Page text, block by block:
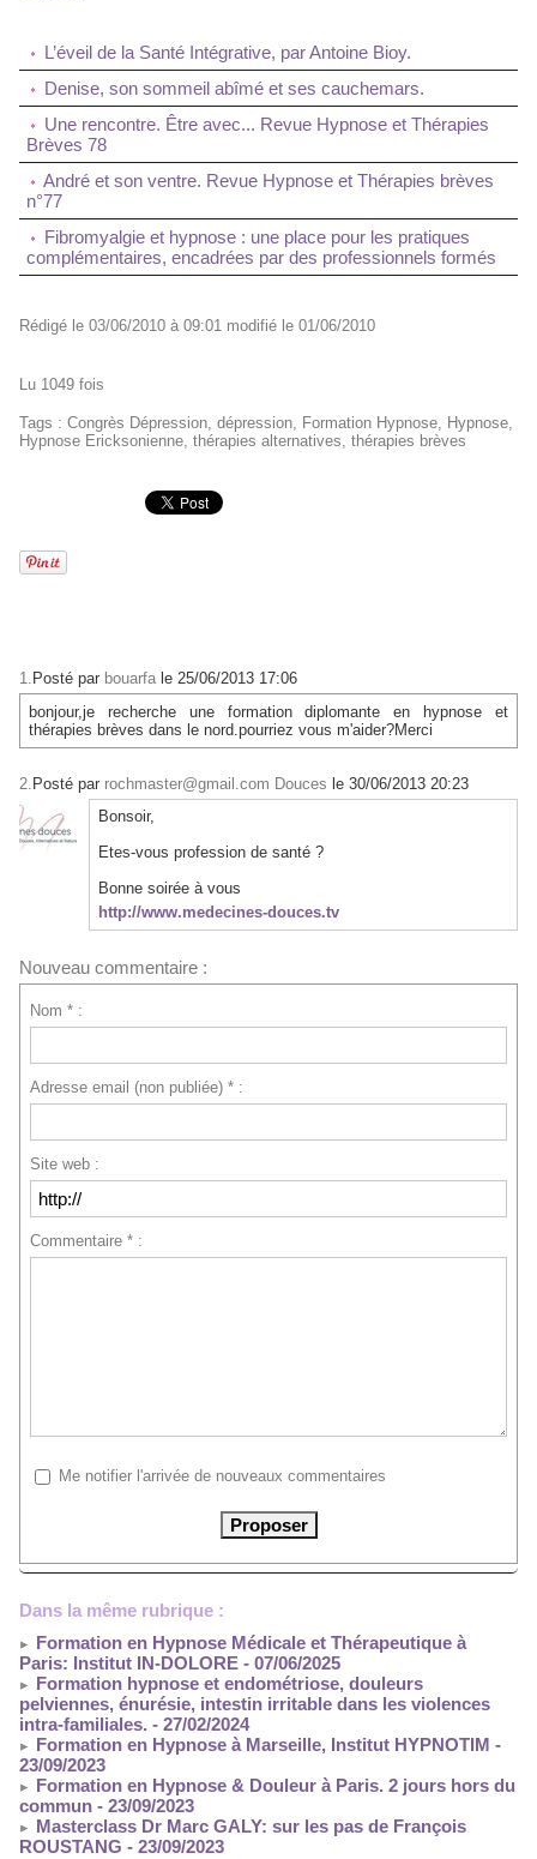
L’éveil de la Santé Intégrative, par Antoine Bioy.
Denise, son sommeil abîmé et ses cauchemars.
Une rencontre. Être avec... Revue Hypnose et Thérapies
Brèves 78
André et son ventre. Revue Hypnose et Thérapies brèves
n°77
Fibromyalgie et hypnose : une place pour les pratiques
complémentaires, encadrées par des professionnels formés
Rédigé le 03/06/2010 à 09:01 modifié le 01/06/2010
Lu 1049 fois
Tags : Congrès Dépression, dépression, Formation Hypnose, Hypnose,
Hypnose Ericksonienne, thérapies alternatives, thérapies brèves
1. Posté par bouarfa le 25/06/2013 17:06
bonjour,je recherche une formation diplomante en hypnose et
thérapies brèves dans le nord.pourriez vous m'aider?Merci
2. Posté par rochmaster@gmail.com Douces le 30/06/2013 20:23
Bonsoir,
Etes-vous profession de santé ?
Bonne soirée à vous
http://www.medecines-douces.tv
Nouveau commentaire :
Nom * :
Adresse email (non publiée) * :
Site web :
Commentaire * :
Me notifier l'arrivée de nouveaux commentaires
Dans la même rubrique :
Formation en Hypnose Médicale et Thérapeutique à
Paris: Institut IN-DOLORE - 07/06/2025
Formation hypnose et endométriose, douleurs
pelviennes, énurésie, intestin irritable dans les violences
intra-familiales. - 27/02/2024
Formation en Hypnose à Marseille, Institut HYPNOTIM -
23/09/2023
Formation en Hypnose & Douleur à Paris. 2 jours hors du
commun - 23/09/2023
Masterclass Dr Marc GALY: sur les pas de François
ROUSTANG - 23/09/2023